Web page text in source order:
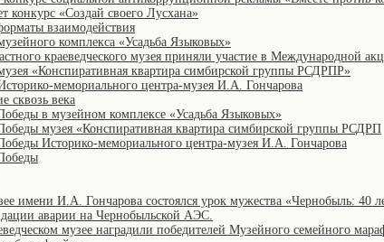
конкурс «Создай своего Лусхана»
взаимодействия
комплекса «Усадьба Языковых»
краеведческого музея приняли участие в Международной
«Конспиративная квартира симбирской группы РСДРПР»
мемориального центра-музея И.А. Гончарова
сквозь века
в музейном комплексе «Усадьба Языковых»
музея «Конспиративная квартира симбирской группы РСДРП
Историко-мемориального центра-музея И.А. Гончарова
имени И.А. Гончарова состоялся урок мужества «Чернобыль: 40
аварии на Чернобыльской АЭС.
музее наградили победителей Музейного семейного